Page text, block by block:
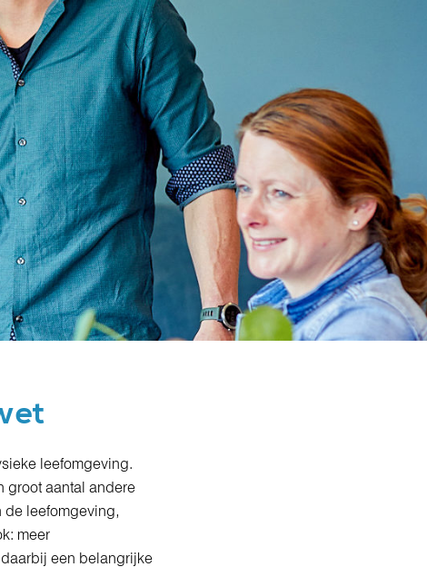
leefomgeving.
groot aantal andere
de leefomgeving,
meer
een belangrijke